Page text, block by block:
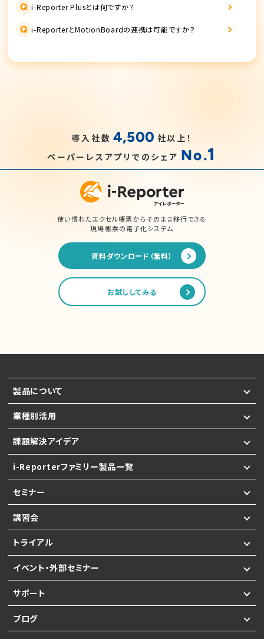
Q i-Reporter Plusとは何ですか？
Q i-ReporterとMotionBoardの連携は可能ですか？
導入社数 4,500 社以上！
ペーパーレスアプリでのシェア No.1
使い慣れたエクセル帳票からそのまま移行できる
現場帳票の電子化システム
資料ダウンロード（無料）
お試ししてみる
製品について
業種別活用
課題解決アイデア
i-Reporterファミリー製品一覧
セミナー
講習会
トライアル
イベント・外部セミナー
サポート
ブログ